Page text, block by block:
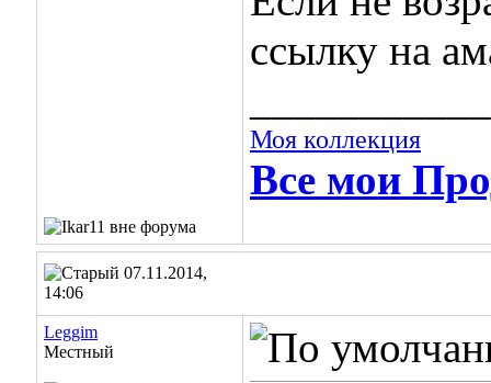
ссылку на
Моя коллекция
Все мои
07.11.2014,
14:06
Leggim
Местный